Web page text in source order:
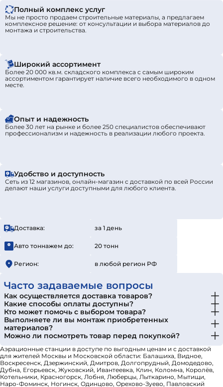
Полный комплекс услуг
Мы не просто продаем строительные материалы, а предлагаем
комплексное решение: от консультации и выбора материалов до
монтажа и строительства.
Широкий ассортимент
Более 20 000 кв.м. складского комплекса с самым широким
ассортиментом гарантирует наличие всего необходимого в одном
месте.
Опыт и надежность
Более 30 лет на рынке и более 250 специалистов обеспечивают
профессионализм и надежность в реализации любого проекта.
Удобство и доступность
Сеть из 12 магазинов, онлайн-магазин с доставкой по всей России
делают наши услуги доступными для любого клиента.
Доставка: за 1 день
Авто тоннажем до: 20 тонн
Регион: в любой регион РФ
Часто задаваемые вопросы
Как осуществляется доставка товаров?
Какие способы оплаты доступны?
Кто может помочь с выбором товара?
Выполняете ли вы монтаж приобретенных
материалов?
Можно ли посмотреть товар перед покупкой?
Аэрационные станции в доступе по выгодным ценам и с доставкой
для жителей Москвы и Московской области: Балашиха, Видное,
Воскресенск, Дзержинский, Дмитров, Долгопрудный, Домодедово,
Дубна, Егорьевск, Жуковский, Ивантеевка, Клин, Коломна, Королёв,
Котельники, Красногорск, Лобня, Люберцы, Лыткарино, Мытищи,
Наро-Фоминск, Ногинск, Одинцово, Орехово-Зуево, Павловский